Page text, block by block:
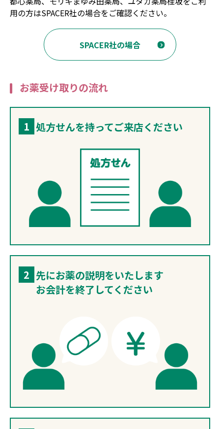
用の方はSPACER社の場合をご確認ください。
SPACER社の場合
お薬受け取りの流れ
1 処方せんを持ってご来店ください
2 先にお薬の説明をいたします
お会計を終了してください